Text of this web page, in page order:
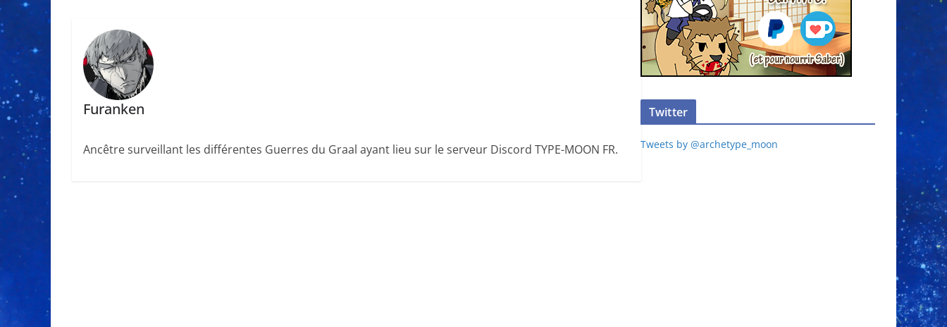
Furanken
Ancêtre surveillant les différentes Guerres du Graal ayant lieu sur le serveur Discord TYPE-MOON FR.
Twitter
Tweets by @archetype_moon